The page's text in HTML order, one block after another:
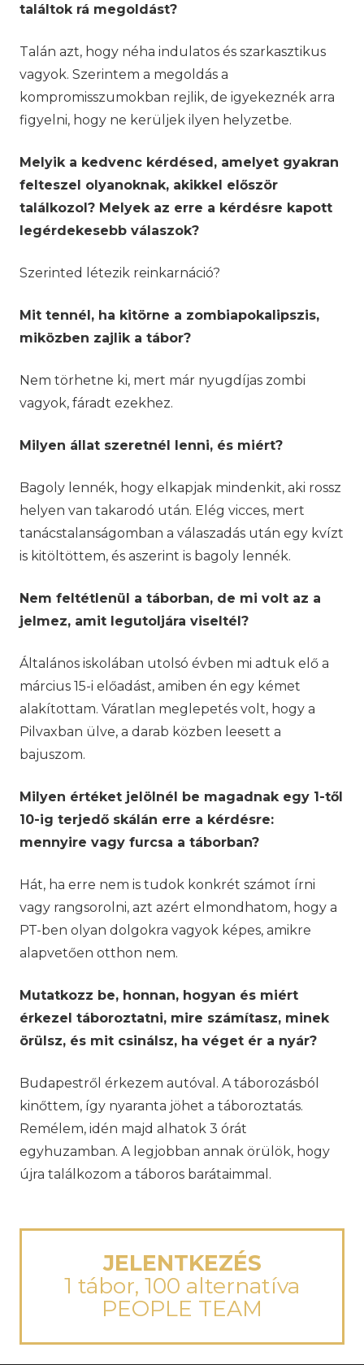
találtok rá megoldást?
Talán azt, hogy néha indulatos és szarkasztikus
vagyok. Szerintem a megoldás a
kompromisszumokban rejlik, de igyekeznék arra
figyelni, hogy ne kerüljek ilyen helyzetbe.
Melyik a kedvenc kérdésed, amelyet gyakran
felteszel olyanoknak, akikkel először
találkozol? Melyek az erre a kérdésre kapott
legérdekesebb válaszok?
Szerinted létezik reinkarnáció?
Mit tennél, ha kitörne a zombiapokalipszis,
miközben zajlik a tábor?
Nem törhetne ki, mert már nyugdíjas zombi
vagyok, fáradt ezekhez.
Milyen állat szeretnél lenni, és miért?
Bagoly lennék, hogy elkapjak mindenkit, aki rossz
helyen van takarodó után. Elég vicces, mert
tanácstalanságomban a válaszadás után egy kvízt
is kitöltöttem, és aszerint is bagoly lennék.
Nem feltétlenül a táborban, de mi volt az a
jelmez, amit legutoljára viseltél?
Általános iskolában utolsó évben mi adtuk elő a
március 15-i előadást, amiben én egy kémet
alakítottam. Váratlan meglepetés volt, hogy a
Pilvaxban ülve, a darab közben leesett a
bajuszom.
Milyen értéket jelölnél be magadnak egy 1-től
10-ig terjedő skálán erre a kérdésre:
mennyire vagy furcsa a táborban?
Hát, ha erre nem is tudok konkrét számot írni
vagy rangsorolni, azt azért elmondhatom, hogy a
PT-ben olyan dolgokra vagyok képes, amikre
alapvetően otthon nem.
Mutatkozz be, honnan, hogyan és miért
érkezel táboroztatni, mire számítasz, minek
örülsz, és mit csinálsz, ha véget ér a nyár?
Budapestről érkezem autóval. A táborozásból
kinőttem, így nyaranta jöhet a táboroztatás.
Remélem, idén majd alhatok 3 órát
egyhuzamban. A legjobban annak örülök, hogy
újra találkozom a táboros barátaimmal.
JELENTKEZÉS
1 tábor, 100 alternatíva
PEOPLE TEAM